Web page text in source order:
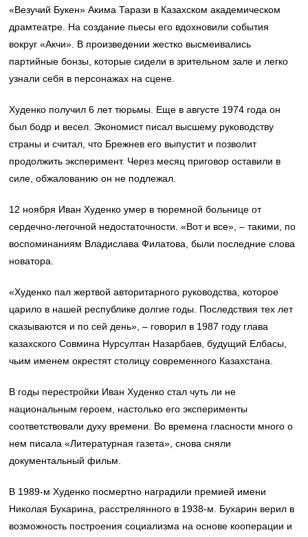
«Везучий Букен» Акима Тарази в Казахском академическом
драмтеатре. На создание пьесы его вдохновили события
вокруг «Акчи». В произведении жестко высмеивались
партийные бонзы, которые сидели в зрительном зале и легко
узнали себя в персонажах на сцене.
Худенко получил 6 лет тюрьмы. Еще в августе 1974 года он
был бодр и весел. Экономист писал высшему руководству
страны и считал, что Брежнев его выпустит и позволит
продолжить эксперимент. Через месяц приговор оставили в
силе, обжалованию он не подлежал.
12 ноября Иван Худенко умер в тюремной больнице от
сердечно-легочной недостаточности. «Вот и все», – такими, по
воспоминаниям Владислава Филатова, были последние слова
новатора.
«Худенко пал жертвой авторитарного руководства, которое
царило в нашей республике долгие годы. Последствия тех лет
сказываются и по сей день», – говорил в 1987 году глава
казахского Совмина Нурсултан Назарбаев, будущий Елбасы,
чьим именем окрестят столицу современного Казахстана.
В годы перестройки Иван Худенко стал чуть ли не
национальным героем, настолько его эксперименты
соответствовали духу времени. Во времена гласности много о
нем писала «Литературная газета», снова сняли
документальный фильм.
В 1989-м Худенко посмертно наградили премией имени
Николая Бухарина, расстрелянного в 1938-м. Бухарин верил в
возможность построения социализма на основе кооперации и